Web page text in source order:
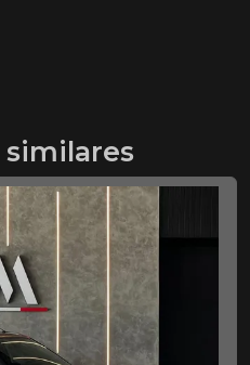
similares